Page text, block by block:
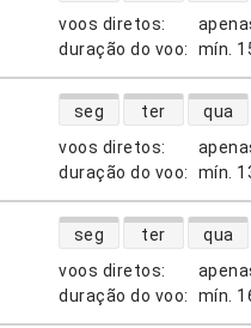
voos diretos:
duração do voo: mín.
voos diretos:
duração do voo: mín.
disponibilidade de
seg ter qua
voos diretos:
duração do voo: mín.
disponibilidade de
seg ter qua